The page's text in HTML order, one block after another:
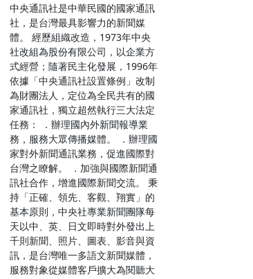
中央通訊社是中華民國的國家通訊
社，是台灣最具影響力的新聞媒
體。 經歷組織改造，1973年中央
社改組為股份有限公司，以企業方
式經營；隨著民主化發展，1996年
依據「中央通訊社設置條例」改制
為財團法人，定位為全民共有的國
家通訊社，獨立超然執行三大法定
任務： ．辦理國內外新聞報導業
務，服務大眾傳播媒體。 ．辦理國
家對外新聞通訊業務，促進國際對
台灣之瞭解。 ．加強與國際新聞通
訊社合作，增進國際新聞交流。 秉
持「正確、領先、客觀、翔實」的
基本原則，中央社專業新聞團隊每
天以中、英、日文即時對外發出上
千則新聞、照片、圖表、影音與資
訊，是台灣唯一多語文新聞媒體，
服務對象從媒體客戶擴大為閱聽大